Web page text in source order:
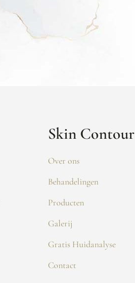
Skin Contour
Over ons
Behandelingen
Producten
Galerij
Gratis Huidanalyse
Contact